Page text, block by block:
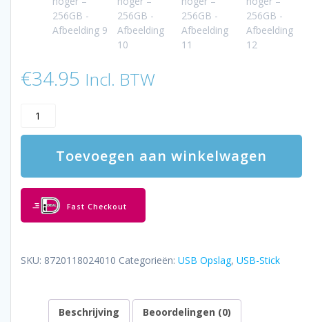
€34.95 Incl. BTW
LUXWALLET
-
360°
Draaibare
–
Ultrasterke
Zinklegering
Toevoegen aan winkelwagen
Fast Checkout
SKU: 8720118024010 Categorieën: USB Opslag, USB-Stick
Beschrijving Beoordelingen (0)